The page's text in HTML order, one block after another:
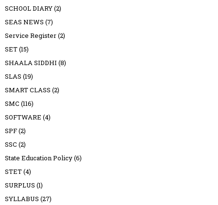
SCHOOL DIARY(2)
SEAS NEWS (7)
Service Register(2)
SET(15)
SHAALA SIDDHI (8)
SLAS (19)
SMART CLASS (2)
SMC (116)
SOFTWARE (4)
SPF(2)
SSC (2)
State Education Policy(6)
STET(4)
SURPLUS (1)
SYLLABUS (27)